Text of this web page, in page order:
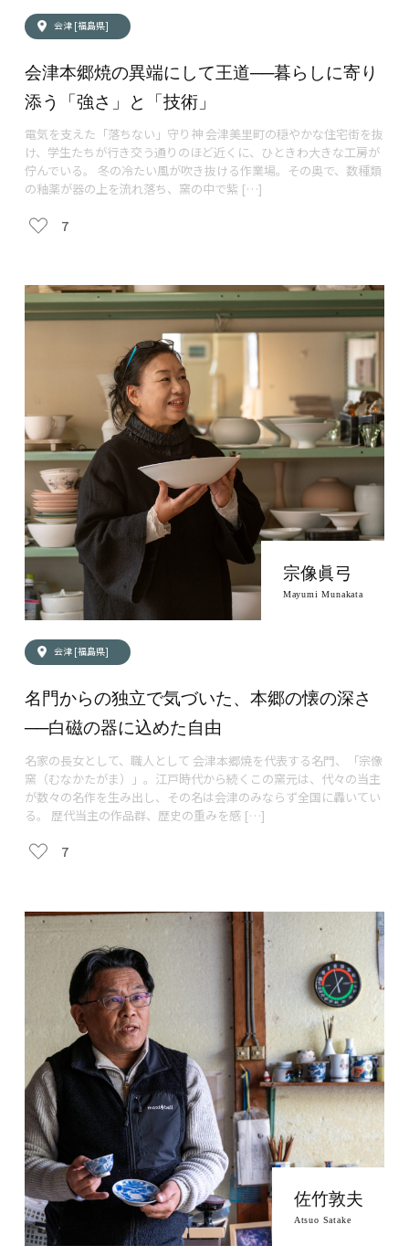
会津本郷焼の異端にして王道──暮らしに寄り
添う「強さ」と「技術」
電気を支えた「落ちない」守り神 会津美里町の穏やかな住宅街を抜
け、学生たちが行き交う通りのほど近くに、ひときわ大きな工房が
佇んでいる。 冬の冷たい風が吹き抜ける作業場。その奥で、数種類
の釉薬が器の上を流れ落ち、窯の中で紫 […]
7
会津 [福島県]
名門からの独立で気づいた、本郷の懐の深さ
──白磁の器に込めた自由
名家の長女として、職人として 会津本郷焼を代表する名門、「宗像
窯（むなかたがま）」。江戸時代から続くこの窯元は、代々の当主
が数々の名作を生み出し、その名は会津のみならず全国に轟いてい
る。 歴代当主の作品群、歴史の重みを感 […]
7
会津 [福島県]
宗像眞弓
Mayumi Munakata
佐竹敦夫
Atsuo Satake